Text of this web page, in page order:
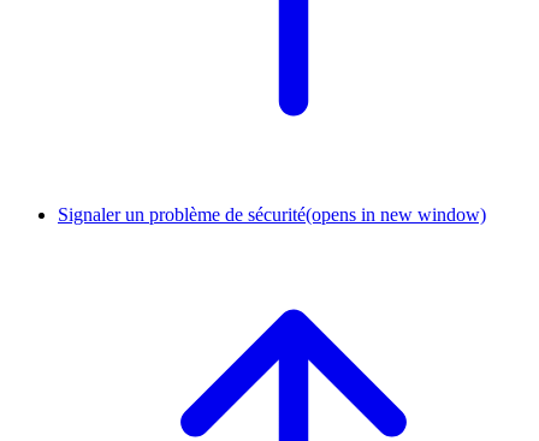
Signaler un problème de sécurité(opens in new window)